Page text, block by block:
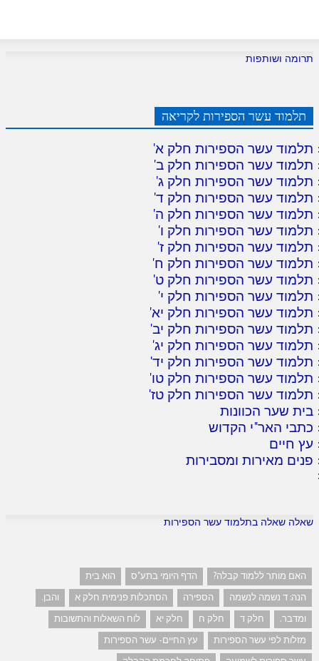
תרומה ושותפות
תלמוד עשר הספירות לקריאה
תלמוד עשר הספירות חלק א'
תלמוד עשר הספירות חלק ב'
תלמוד עשר הספירות חלק ג'
תלמוד עשר הספירות חלק ד'
תלמוד עשר הספירות חלק ה'
תלמוד עשר הספירות חלק ו'
תלמוד עשר הספירות חלק ז'
תלמוד עשר הספירות חלק ח'
תלמוד עשר הספירות חלק ט'
תלמוד עשר הספירות חלק י'
תלמוד עשר הספירות חלק יא'
תלמוד עשר הספירות חלק יב'
תלמוד עשר הספירות חלק יג'
תלמוד עשר הספירות חלק יד'
תלמוד עשר הספירות חלק טו'
תלמוד עשר הספירות חלק טז'
בית שער הכוונות
כתבי האר"י הקדוש
עץ חיים
פנים מאירות ומסבירות
שאלה שאלה בתלמוד עשר הספירות
האם מותר ללמוד קבלה? הדף היומי בתע"ס
הוא בית
הנה: ד נשמה לנשמה
הספירה הסתכלות פנימית חלק א
והבן.
ומדבר.
חלק ד חלק ח חלק יא
לוח השאלות והתשובות
מזלות לפי עשר הספירות
עץ החיים- עשר הספירות